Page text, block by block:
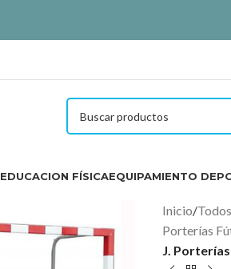
EDUCACION FÍSICAEQUIPAMIENTO
Inicio/
Porterías
J.